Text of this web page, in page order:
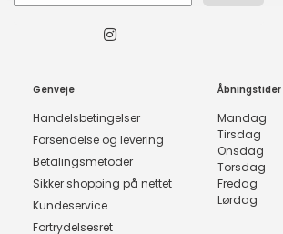
Genveje
Handelsbetingelser
Forsendelse og levering
Betalingsmetoder
Sikker shopping på nettet
Kundeservice
Fortrydelsesret
Åbningstider
Mandag
Tirsdag
Onsdag
Torsdag
Fredag
Lørdag